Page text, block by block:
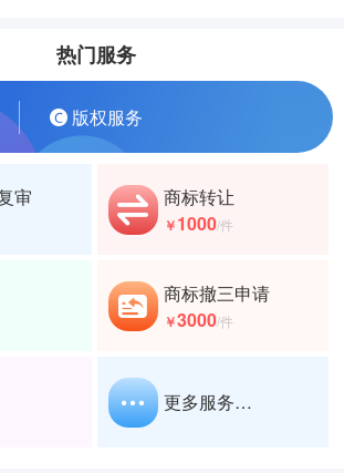
热门服务
版权服务
审 商标转让
￥1000/件
商标撤三申请
￥3000/件
更多服务…